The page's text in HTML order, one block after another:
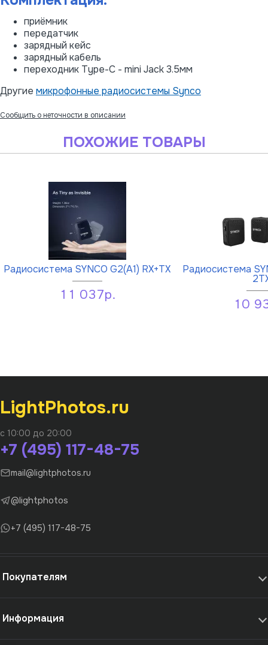
приёмник
передатчик
зарядный кейс
зарядный кабель
переходник Type-C - mini Jack 3.5мм
Другие микрофонные радиосистемы Synco
Сообщить о неточности в описании
ПОХОЖИЕ ТОВАРЫ
Радиосистема SYNCO G2(A1) RX+TX
11 037р.
Радиосистема
10
LightPhotos.ru
с 10:00 до 20:00
+7 (495) 117-48-75
mail@lightphotos.ru
@lightphotos
+7 (495) 117-48-75
Покупателям
Информация